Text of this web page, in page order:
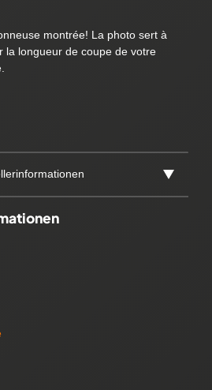
montrée! La photo sert à
la longueur de coupe de votre